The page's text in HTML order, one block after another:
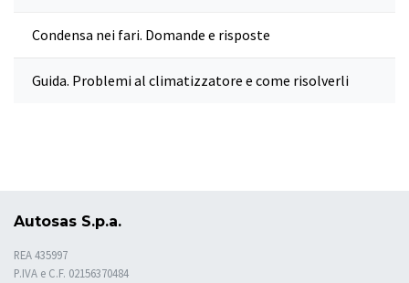
Condensa nei fari. Domande e risposte
Guida. Problemi al climatizzatore e come risolverli
Autosas S.p.a.
REA 435997
P.IVA e C.F. 02156370484